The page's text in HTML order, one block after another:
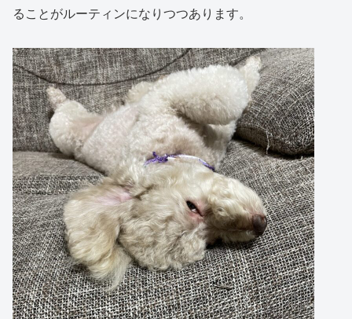
ることがルーティンになりつつあります。